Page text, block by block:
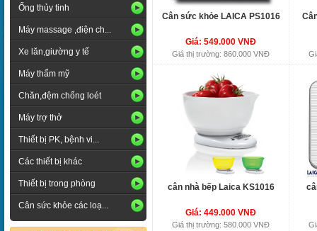
Ống thủy tinh
Máy massage ,điện ch...
Xe lăn,giường y tế
Máy thẩm mỹ
Chăn,đệm chống loét
Máy trợ thở
Thiết bị PK, bệnh vi...
Các thiết bị khác
Thiết bị trong phòng
Cân sức khỏe các loạ...
Cân sức khỏe LAICA PS1016
Giá: 549.000 VNĐ
Giá thị trường: 860.000 VNĐ
cân nhà bếp Laica KS1016
Giá: 449.000 VNĐ
Giá thị trường: 580.000 VNĐ